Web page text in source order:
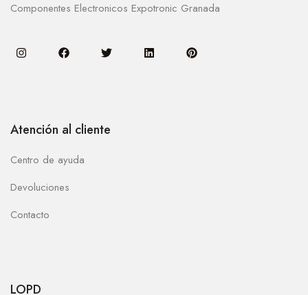
Componentes Electronicos Expotronic Granada
Atención al cliente
Centro de ayuda
Devoluciones
Contacto
LOPD